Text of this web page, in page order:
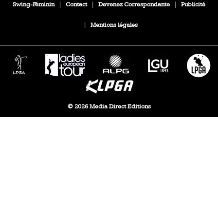
Swing-Féminin Contact Devenez Correspondante Publicité
Mentions légales
© 2026 Media Direct Editions